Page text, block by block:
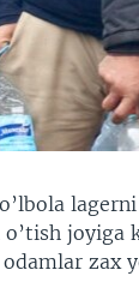
o’tish joyiga
zax